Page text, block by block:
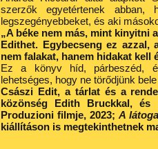
szerzők egyetértenek
legszegényebbeket, és aki
„A béke nem más, mint kinyitni
Edithet. Egybecseng ez azzal,
nem falakat, hanem hidakat kell
Ez a könyv híd, párbeszéd,
lehetséges, hogy ne törődjünk
Császi Edit, a tárlat és a
közönség Edith Bruckkal,
Produzioni filmje, 2023; A
kiállításon is megtekinthetnek